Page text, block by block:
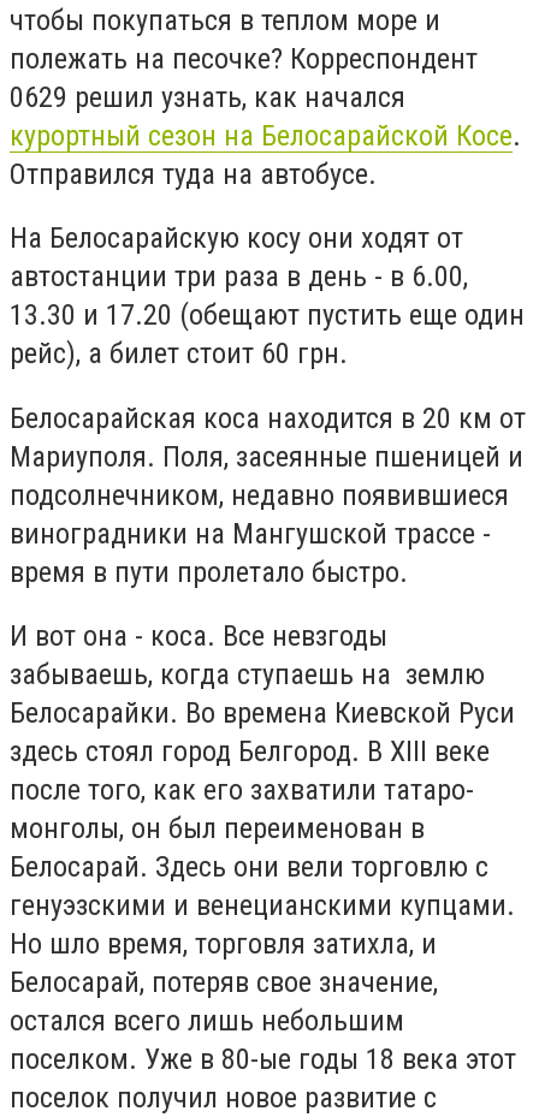
чтобы покупаться в теплом море и
полежать на песочке? Корреспондент
0629 решил узнать, как начался
курортный сезон на Белосарайской Косе.
Отправился туда на автобусе.
На Белосарайскую косу они ходят от
автостанции три раза в день - в 6.00,
13.30 и 17.20 (обещают пустить еще один
рейс), а билет стоит 60 грн.
Белосарайская коса находится в 20 км от
Мариуполя. Поля, засеянные пшеницей и
подсолнечником, недавно появившиеся
виноградники на Мангушской трассе -
время в пути пролетало быстро.
И вот она - коса. Все невзгоды
забываешь, когда ступаешь на землю
Белосарайки. Во времена Киевской Руси
здесь стоял город Белгород. В XIII веке
после того, как его захватили татаро-
монголы, он был переименован в
Белосарай. Здесь они вели торговлю с
генуэзскими и венецианскими купцами.
Но шло время, торговля затихла, и
Белосарай, потеряв свое значение,
остался всего лишь небольшим
поселком. Уже в 80-ые годы 18 века этот
поселок получил новое развитие с